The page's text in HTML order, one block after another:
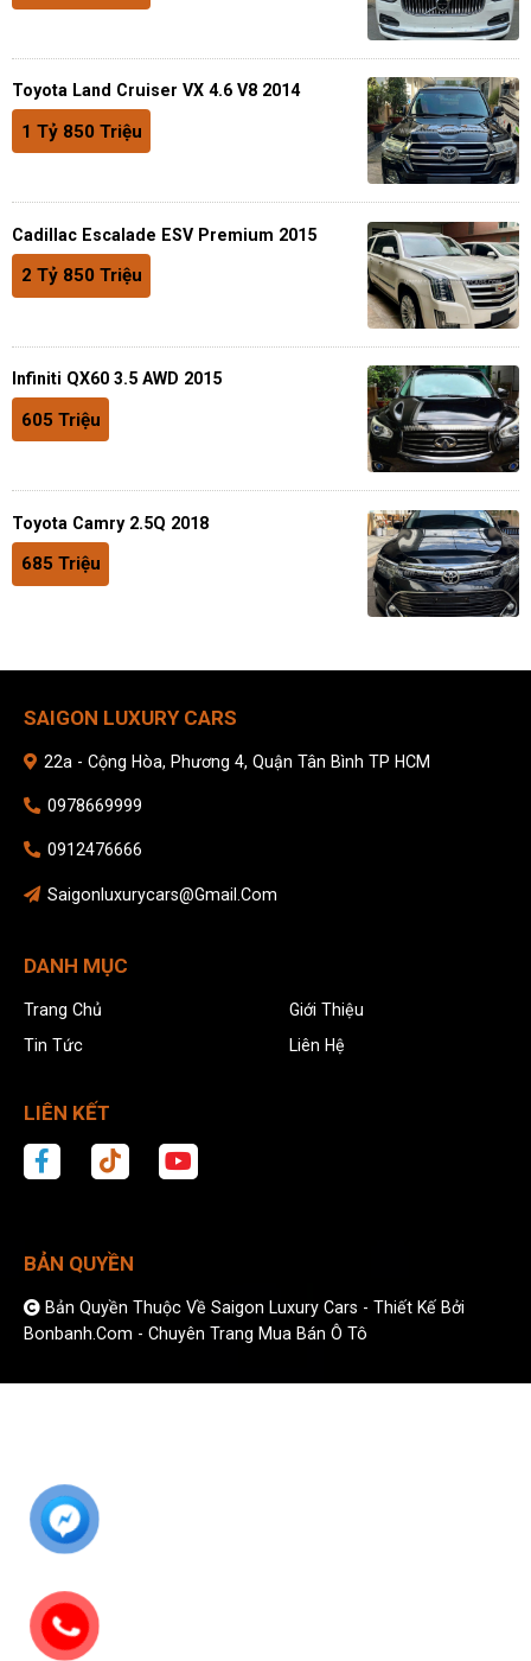
Toyota Land Cruiser VX 4.6 V8 2014
1 Tỷ 850 Triệu
Cadillac Escalade ESV Premium 2015
2 Tỷ 850 Triệu
Infiniti QX60 3.5 AWD 2015
605 Triệu
Toyota Camry 2.5Q 2018
685 Triệu
SAIGON LUXURY CARS
22a - Cộng Hòa, Phương 4, Quận Tân Bình TP HCM
0978669999
0912476666
Saigonluxurycars@gmail.com
DANH MỤC
Trang Chủ
Giới Thiệu
Tin Tức
Liên Hệ
LIÊN KẾT
BẢN QUYỀN
Bản Quyền Thuộc Về Saigon Luxury Cars -Thiết Kế Bởi
Bonbanh.com - Chuyên Trang Mua Bán Ô Tô